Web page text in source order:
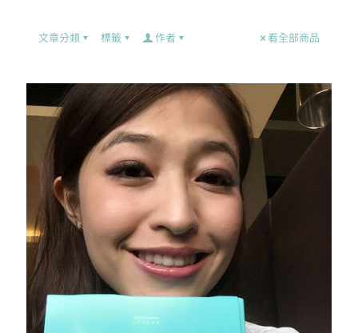
文章分類 標籤 作者 看全部商品